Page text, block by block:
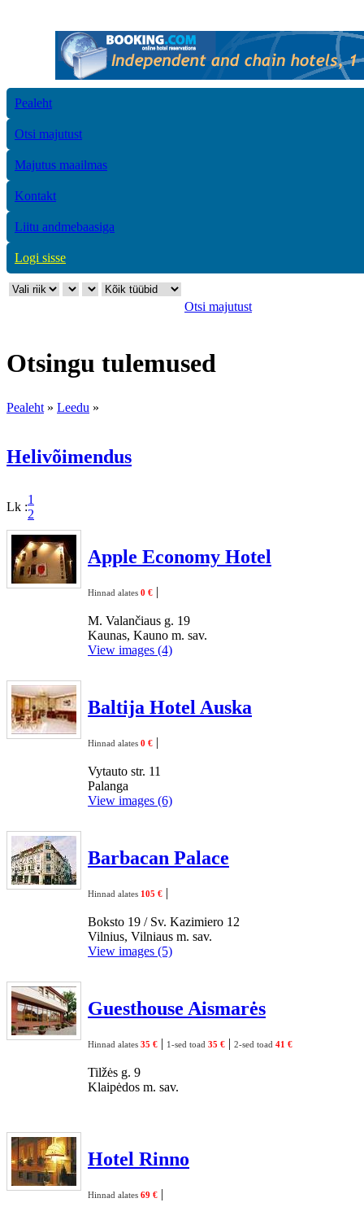
Pealeht
Otsi majutust
Majutus maailmas
Kontakt
Liitu andmebaasiga
Logi sisse
Otsi majutust
Otsingu tulemused
Pealeht » Leedu »
Helivõimendus
Lk :
1
2
Apple Economy Hotel
Hinnad alates 0 € |
M. Valančiaus g. 19
Kaunas, Kauno m. sav.
View images (4)
Baltija Hotel Auska
Hinnad alates 0 € |
Vytauto str. 11
Palanga
View images (6)
Barbacan Palace
Hinnad alates 105 € |
Boksto 19 / Sv. Kazimiero 12
Vilnius, Vilniaus m. sav.
View images (5)
Guesthouse Aismarės
Hinnad alates 35 € | 1-sed toad 35 € | 2-sed toad 41 €
Tilžės g. 9
Klaipėdos m. sav.
Hotel Rinno
Hinnad alates 69 € |